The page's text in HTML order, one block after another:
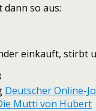
dann so aus:
einkauft, stirbt
Deutscher Online-
Mutti von Hubert